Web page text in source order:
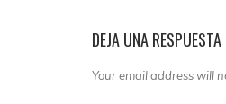
DEJA UNA RESPUESTA
Your email address will